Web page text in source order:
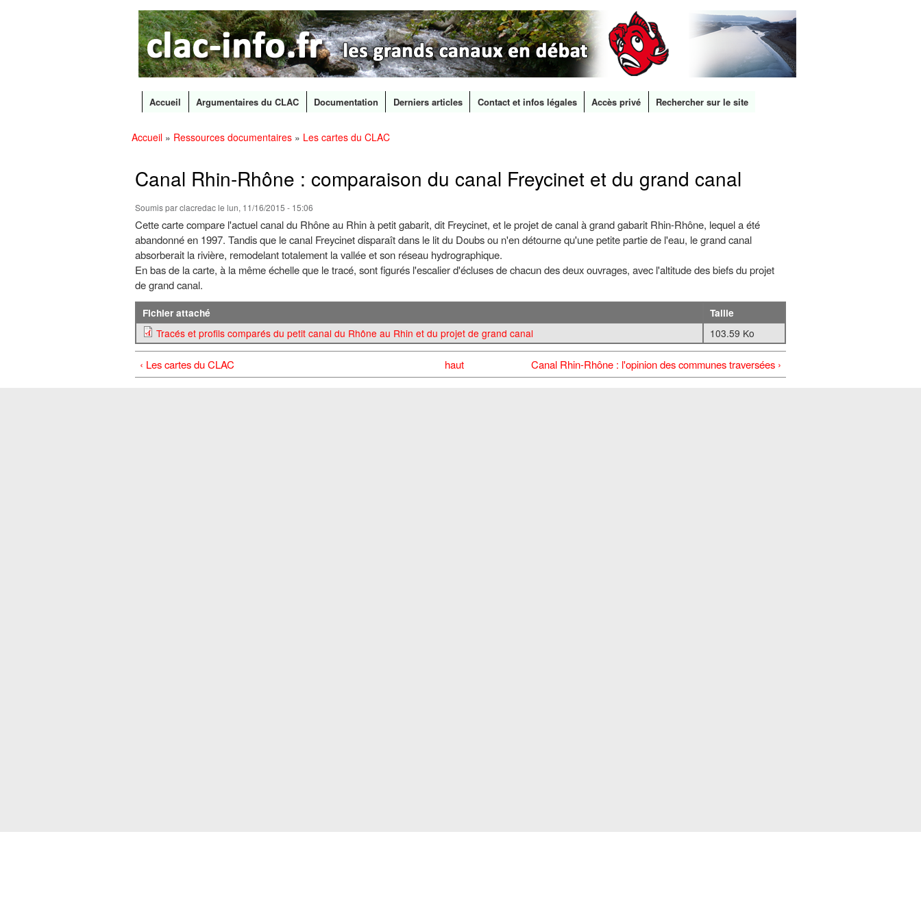
CLAC
Info
Les
grands
canaux
en
Menu principal
Accueil Argumentaires du CLAC Documentation Derniers articles Contact et infos légales Accès privé Rechercher sur le site
Accueil » Ressources documentaires » Les cartes du CLAC
Canal Rhin-Rhône : comparaison du canal Freycinet et du grand canal
Soumis parclacredacle lun, 11/16/2015 - 15:06
Cette carte compare l'actuel canal du Rhône au Rhin à petit gabarit, dit Freycinet, et le projet de canal à grand gabarit Rhin-Rhône, lequel a été
abandonné en 1997. Tandis que le canal Freycinet disparaît dans le lit du Doubs ou n'en détourne qu'une petite partie de l'eau, le grand canal
absorberait la rivière, remodelant totalement la vallée et son réseau hydrographique.
En bas de la carte, à la même échelle que le tracé, sont figurés l'escalier d'écluses de chacun des deux ouvrages, avec l'altitude des biefs du projet
de grand canal.
Fichier attaché
Taille
Tracés et profils comparés du petit canal du Rhône au Rhin et du projet de grand canal
103.59 Ko
‹ Les cartes du CLAC haut Canal Rhin-Rhône : l'opinion des communes traversées ›